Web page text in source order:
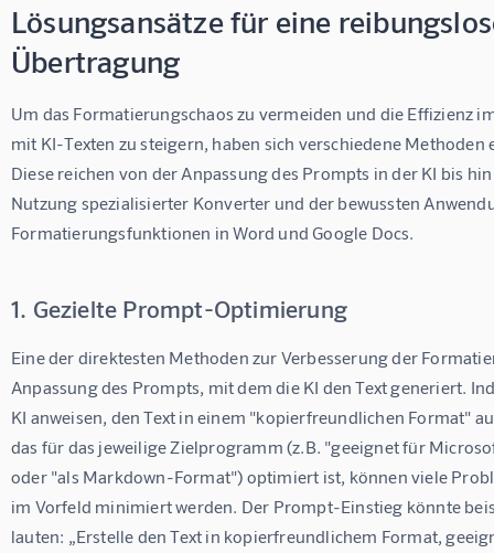
Lösungsansätze für eine
Übertragung
Um das Formatierungschaos zu vermeiden und die Effizienz
mit KI-Texten zu steigern, haben sich verschiedene
Diese reichen von der Anpassung des Prompts in der KI bis
Nutzung spezialisierter Konverter und der bewussten
Formatierungsfunktionen in Word und Google Docs.
1. Gezielte Prompt-Optimierung
Eine der direktesten Methoden zur Verbesserung der
Anpassung des Prompts, mit dem die KI den Text generiert.
KI anweisen, den Text in einem "kopierfreundlichen Format"
das für das jeweilige Zielprogramm (z.B. "geeignet für
oder "als Markdown-Format") optimiert ist, können viele
im Vorfeld minimiert werden. Der Prompt-Einstieg könnte
lauten: „Erstelle den Text in kopierfreundlichem Format,